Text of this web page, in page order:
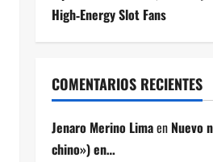
High‑Energy Slot Fans
COMENTARIOS RECIENTES
Jenaro Merino Limaen Nuevo
chino») en…